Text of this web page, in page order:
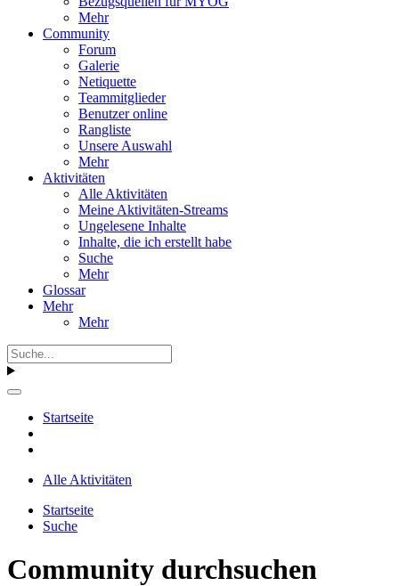
Mehr
Community
Forum
Galerie
Netiquette
Teammitglieder
Benutzer online
Rangliste
Unsere Auswahl
Mehr
Aktivitäten
Alle Aktivitäten
Meine Aktivitäten-Streams
Ungelesene Inhalte
Inhalte, die ich erstellt habe
Suche
Mehr
Glossar
Mehr
Mehr
Startseite
Alle Aktivitäten
Startseite
Suche
Community durchsuchen